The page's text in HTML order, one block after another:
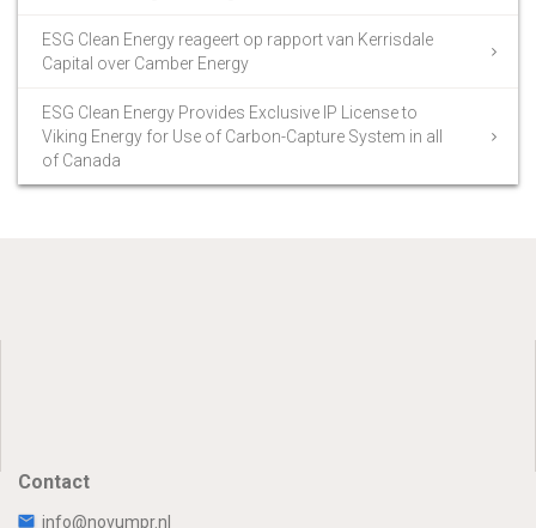
ESG Clean Energy reageert op rapport van Kerrisdale
Capital over Camber Energy
ESG Clean Energy Provides Exclusive IP License to
Viking Energy for Use of Carbon-Capture System in all
of Canada
Contact
info@novumpr.nl